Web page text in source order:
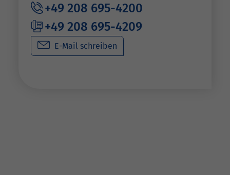
+49 208 695-4200
+49 208 695-4209
E-Mail schreiben